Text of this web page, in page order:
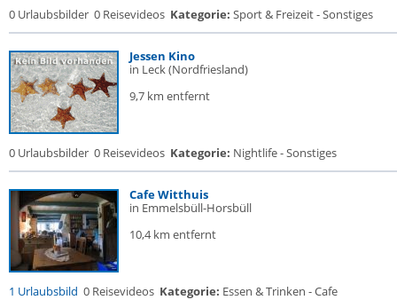
0 Urlaubsbilder 0 Reisevideos Kategorie: Sport & Freizeit - Sonstiges
Jessen Kino
in Leck (Nordfriesland)
9,7 km entfernt
0 Urlaubsbilder 0 Reisevideos Kategorie: Nightlife - Sonstiges
Cafe Witthuis
in Emmelsbüll-Horsbüll
10,4 km entfernt
1 Urlaubsbild 0 Reisevideos Kategorie: Essen & Trinken - Cafe